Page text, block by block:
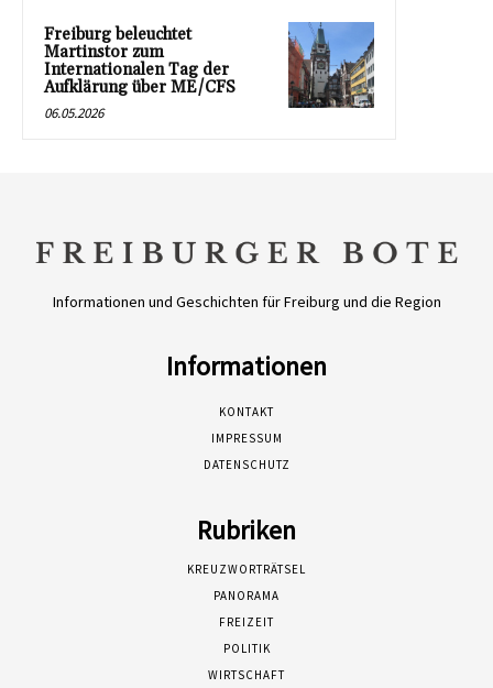
Freiburg beleuchtet
Martinstor zum
Internationalen Tag der
Aufklärung über ME/CFS
06.05.2026
Informationen und Geschichten für Freiburg und die Region
Informationen
KONTAKT
IMPRESSUM
DATENSCHUTZ
Rubriken
KREUZWORTRÄTSEL
PANORAMA
FREIZEIT
POLITIK
WIRTSCHAFT